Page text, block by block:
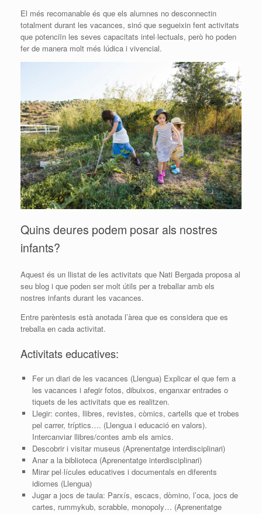
El més recomanable és que els alumnes no desconnectin
totalment durant les vacances, sinó que segueixin fent activitats
que potenciïn les seves capacitats intel·lectuals, però ho poden
fer de manera molt més lúdica i vivencial.
Quins deures podem posar als nostres
infants?
Aquest és un llistat de les activitats que Nati Bergada proposa al
seu blog i que poden ser molt útils per a treballar amb els
nostres infants durant les vacances.
Entre parèntesis està anotada l’àrea que es considera que es
treballa en cada activitat.
Activitats educatives:
Fer un diari de les vacances (Llengua) Explicar el que fem a
les vacances i afegir fotos, dibuixos, enganxar entrades o
tiquets de les activitats que es realitzen.
Llegir: contes, llibres, revistes, còmics, cartells que et trobes
pel carrer, tríptics…. (Llengua i educació en valors).
Intercanviar llibres/contes amb els amics.
Descobrir i visitar museus (Aprenentatge interdisciplinari)
Anar a la biblioteca (Aprenentatge interdisciplinari)
Mirar pel·lícules educatives i documentals en diferents
idiomes (Llengua)
Jugar a jocs de taula: Parxís, escacs, dòmino, l’oca, jocs de
cartes, rummykub, scrabble, monopoly… (Aprenentatge